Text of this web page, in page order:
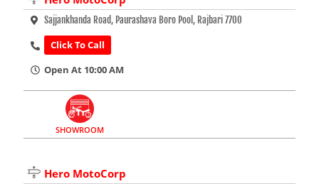
Sajjankhanda Road, Paurashava Boro Pool, Rajbari 7700
Click To Call
Open At 10:00 AM
SHOWROOM
Hero MotoCorp